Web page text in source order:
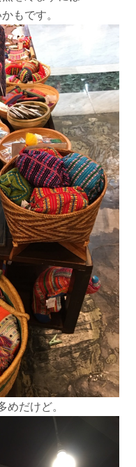
もです。
めだけど。